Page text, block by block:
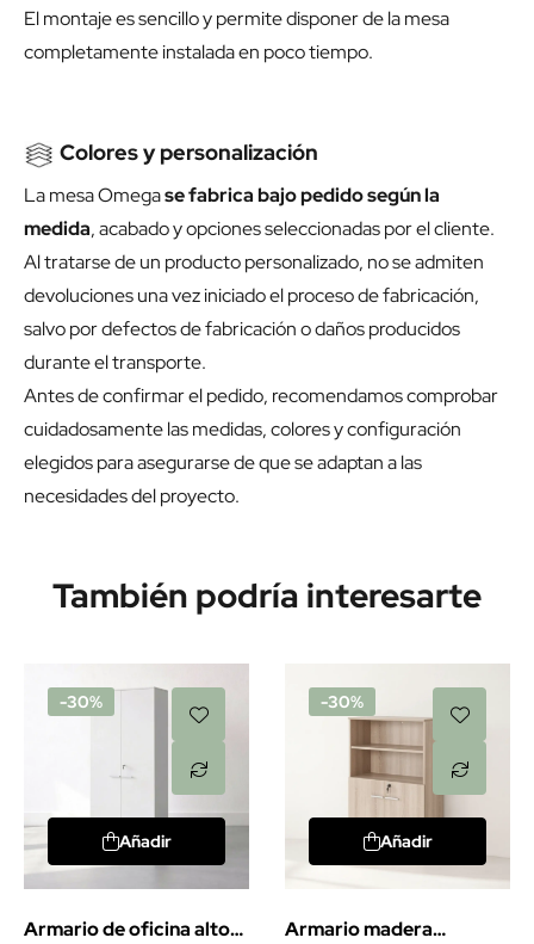
El montaje es sencillo y permite disponer de la mesa
completamente instalada en poco tiempo.
Colores y personalización
La mesa Omegase fabrica bajo pedido según la
medida, acabado y opciones seleccionadas por el cliente.
Al tratarse de un producto personalizado, no se admiten
devoluciones una vez iniciado el proceso de fabricación,
salvo por defectos de fabricación o daños producidos
durante el transporte.
Antes de confirmar el pedido, recomendamos comprobar
cuidadosamente las medidas, colores y configuración
elegidos para asegurarse de que se adaptan a las
necesidades del proyecto.
También podría interesarte
-30%
Añadir
Armario de oficina alto
-30%
Añadir
Armario madera